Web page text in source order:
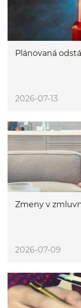
Plánovaná
2026-07-13
Zmeny v
2026-07-09